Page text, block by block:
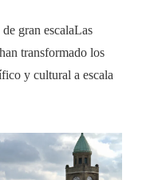
gran escalaLas
transformado los
y cultural a escala